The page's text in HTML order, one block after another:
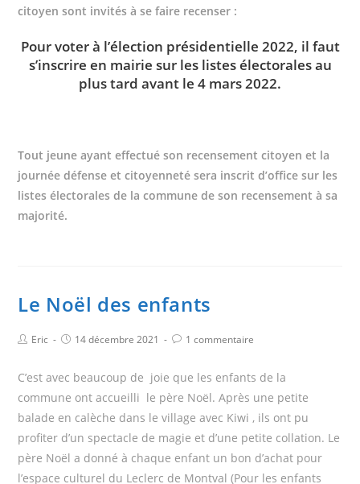
citoyen sont invités à se faire recenser :
Pour voter à l’élection présidentielle 2022, il faut
s’inscrire en mairie sur les listes électorales au
plus tard avant le 4 mars 2022.
Tout jeune ayant effectué son recensement citoyen et la
journée défense et citoyenneté sera inscrit d’office sur les
listes électorales de la commune de son recensement à sa
majorité.
Le Noël des enfants
Eric 14 décembre 2021 1 commentaire
C’est avec beaucoup de joie que les enfants de la
commune ont accueilli le père Noël. Après une petite
balade en calèche dans le village avec Kiwi , ils ont pu
profiter d’un spectacle de magie et d’une petite collation. Le
père Noël a donné à chaque enfant un bon d’achat pour
l’espace culturel du Leclerc de Montval (Pour les enfants